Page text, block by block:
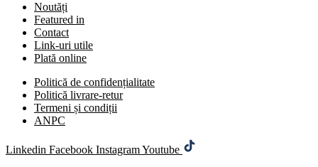
Noutăți
Featured in
Contact
Link-uri utile
Plată online
Politică de confidențialitate
Politică livrare-retur
Termeni și condiții
ANPC
Linkedin Facebook InstagramYoutube